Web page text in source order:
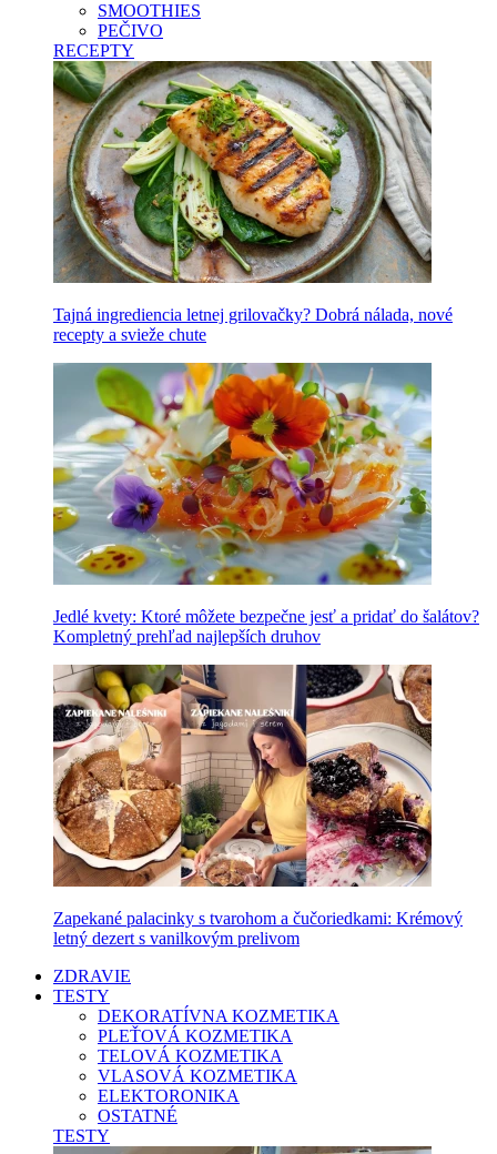
SMOOTHIES
PEČIVO
RECEPTY
Tajná ingrediencia letnej grilovačky? Dobrá nálada, nové
recepty a svieže chute
Jedlé kvety: Ktoré môžete bezpečne jesť a pridať do šalátov?
Kompletný prehľad najlepších druhov
Zapekané palacinky s tvarohom a čučoriedkami: Krémový
letný dezert s vanilkovým prelivom
ZDRAVIE
TESTY
DEKORATÍVNA KOZMETIKA
PLEŤOVÁ KOZMETIKA
TELOVÁ KOZMETIKA
VLASOVÁ KOZMETIKA
ELEKTORONIKA
OSTATNÉ
TESTY